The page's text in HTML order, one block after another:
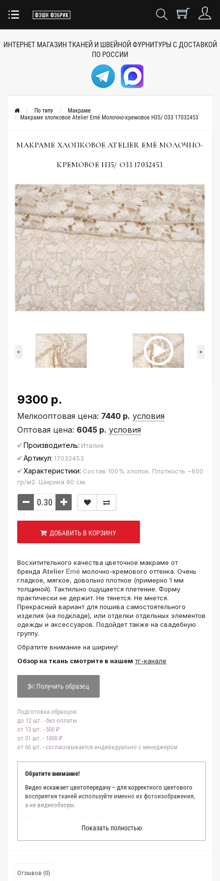
ИНТЕРНЕТ МАГАЗИН ТКАНЕЙ И ШВЕЙНОЙ ФУРНИТУРЫ С ДОСТАВКОЙ
ПО РОССИИ
По типу
Макраме
Макраме хлопковое Atelier Emé Молочно-кремовое H35/ О33 17032453
МАКРАМЕ ХЛОПКОВОЕ ATELIER EMÉ МОЛОЧНО-
КРЕМОВОЕ H35/ О33 17032453
< >
9300 р.
Мелкооптовая цена: 7440 р. условия
Оптовая цена: 6045 р. условия
Производитель: Италия
Артикул: 17032453
Характеристики: Состав 100% хлопок. Плотность ~600
гр/м2. Ширина 90 см.
ДОБАВИТЬ В КОРЗИНУ
Восхитительного качества цветочное макраме от
бренда AtelierEmé молочно-кремового оттенка. Очень
гладкое, мягкое, довольно плотное (примерно 1 мм
толщиной). Тактильно ощущается плетение. Форму
практически не держит. Не тянется. Не мнется.
Прекрасный вариант для пошива самостоятельного
изделия (на подкладе), или отделки отдельных элементов
одежды и аксессуаров. Подойдет также на свадебную
группу.
Обратите внимание на ширину!
Обзор на ткань смотрите в нашем тг-канале
Получить образец
Подготовка образцов:
до 12 шт. - без оплаты
от 13 шт. - 500 ₽
от 31 шт. - 1000 ₽
от 60 шт. - согласовывается индивидуально с менеджером
Обратите внимание!
Видео искажает цветопередачу – для корректного цветового
восприятия тканей используйте именно их фотоизображения,
а не видеообзоры.
Мы делаем все возможное, чтобы точно описать цвет каждой
ткани из нашего каталога. Мы осматриваем и фотографируем
точное соответствие цветов из-за одного простого факта:
Показать полностью
Отзывов (0)